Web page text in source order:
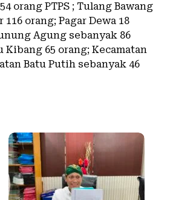
orang PTPS ; Tulang Bawang
orang; Pagar Dewa 18
Agung sebanyak 86
Kibang 65 orang; Kecamatan
Batu Putih sebanyak 46